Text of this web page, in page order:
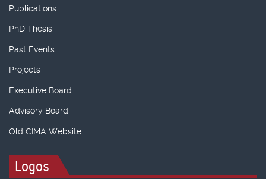
Publications
PhD Thesis
Past Events
Projects
Executive Board
Advisory Board
Old CIMA Website
Logos